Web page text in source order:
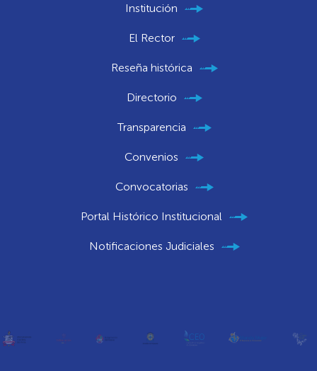
Institución
El Rector
Reseña histórica
Directorio
Transparencia
Convenios
Convocatorias
Portal Histórico Institucional
Notificaciones Judiciales